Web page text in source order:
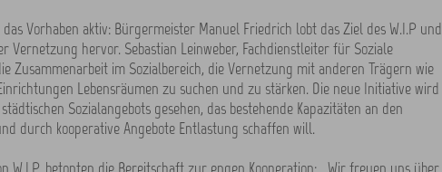
Vorhaben aktiv: Bürgermeister Manuel Friedrich lobt das Ziel des W.I.P und
Vernetzung hervor. Sebastian Leinweber, Fachdienstleiter für Soziale
Zusammenarbeit im Sozialbereich, die Vernetzung mit anderen Trägern wie
Lebensräumen zu suchen und zu stärken. Die neue Initiative wird
Sozialangebots gesehen, das bestehende Kapazitäten an den
durch kooperative Angebote Entlastung schaffen will.